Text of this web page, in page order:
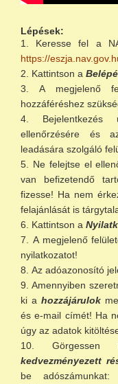
Lépések:
Keresse fel a
https://
Kattintson a
A megjelenő
hozzáféréshez
ellenőrzésére és
leadására szolgáló
Ne felejtse el
van befizetendő
fizesse! Ha nem
felajánlását is
Kattintson a
A megjelenő
nyilatkozatot!
Az adóazonosító
Amennyiben
ki a hozzájárulok
és e-mail címét! Ha
úgy az adatok
kedvezményezett
be adószámunkat: